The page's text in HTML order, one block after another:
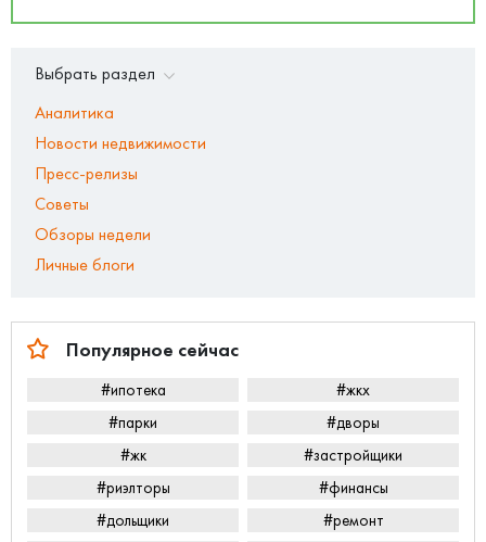
Выбрать раздел
Аналитика
Новости недвижимости
Пресс-релизы
Советы
Обзоры недели
Личные блоги
Популярное сейчас
#ипотека
#жкх
#парки
#дворы
#жк
#застройщики
#риэлторы
#финансы
#дольщики
#ремонт